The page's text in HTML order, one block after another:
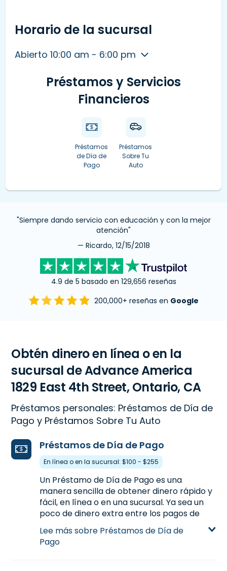
Horario de la sucursal
Abierto 10:00 am - 6:00 pm
Préstamos y Servicios
Financieros
Préstamos
de Día de
Pago
Préstamos
Sobre Tu
Auto
"Siempre dando servicio con educación y con la mejor
atención"
— Ricardo, 12/15/2018
4.9 de 5 basado en 129,656 reseñas
200,000+ reseñas en Google
Obtén dinero en línea o en la
sucursal de Advance America
1829 East 4th Street, Ontario, CA
Préstamos personales: Préstamos de Día de
Pago y Préstamos Sobre Tu Auto
Préstamos de Día de Pago
En línea o en la sucursal: $100 - $255
Un Préstamo de Día de Pago es una
manera sencilla de obtener dinero rápido y
fácil, en línea o en una sucursal. Ya sea un
poco de dinero extra entre los pagos de
nómina o para manejar los gastos
inesperados, un Préstamo de Día de Pago
te proporciona el dinero que necesitas.
Lee más sobre Préstamos de Día de
Pago